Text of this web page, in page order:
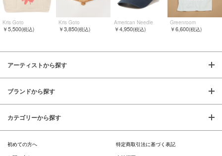
Kris Goto
￥5,500(税込)
Kris Goto
￥3,850(税込)
American Needle
￥4,950(税込)
Greenroom
￥6,600(税込)
アーティストから探す
ブランドから探す
カテゴリーから探す
初めての方へ
特定商取引法に基づく表記